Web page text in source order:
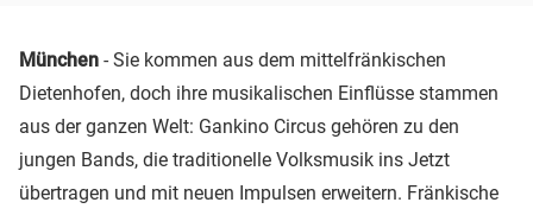
München - Sie kommen aus dem mittelfränkischen
Dietenhofen, doch ihre musikalischen Einflüsse stammen
aus der ganzen Welt: Gankino Circus gehören zu den
jungen Bands, die traditionelle Volksmusik ins Jetzt
übertragen und mit neuen Impulsen erweitern. Fränkische